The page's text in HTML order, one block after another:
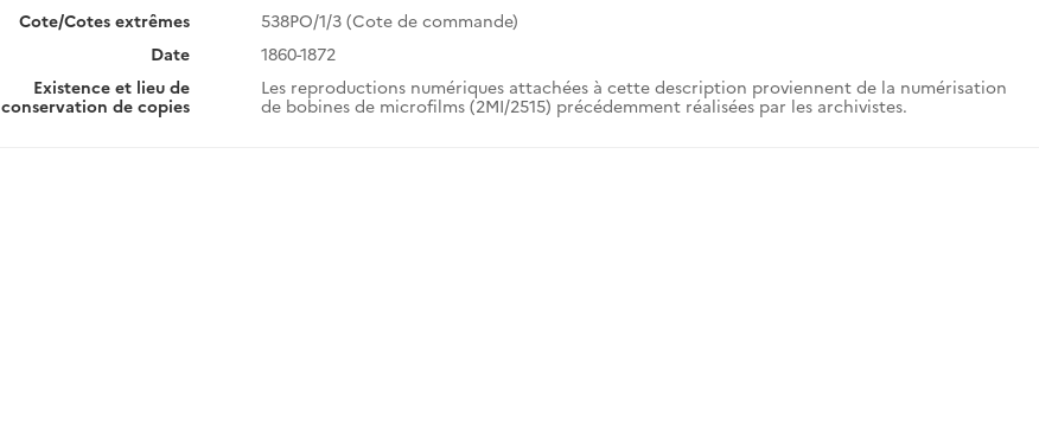
Cote/Cotes extrêmes
538PO/1/3 (Cote de commande)
Date
1860-1872
Existence et lieu de
conservation de copies
Les reproductions numériques attachées à cette description proviennent de la numérisation
de bobines de microfilms (2MI/2515) précédemment réalisées par les archivistes.